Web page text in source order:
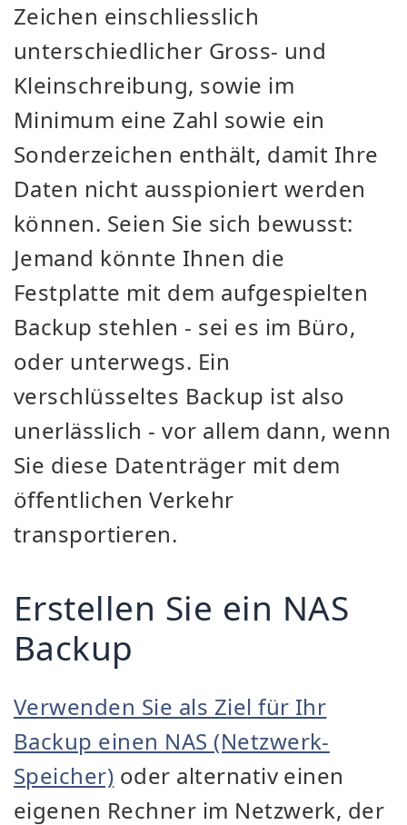
Zeichen einschliesslich
unterschiedlicher Gross- und
Kleinschreibung, sowie im
Minimum eine Zahl sowie ein
Sonderzeichen enthält, damit Ihre
Daten nicht ausspioniert werden
können. Seien Sie sich bewusst:
Jemand könnte Ihnen die
Festplatte mit dem aufgespielten
Backup stehlen - sei es im Büro,
oder unterwegs. Ein
verschlüsseltes Backup ist also
unerlässlich - vor allem dann, wenn
Sie diese Datenträger mit dem
öffentlichen Verkehr
transportieren.
Erstellen Sie ein NAS
Backup
Verwenden Sie als Ziel für Ihr
Backup einen NAS (Netzwerk-
Speicher) oder alternativ einen
eigenen Rechner im Netzwerk, der